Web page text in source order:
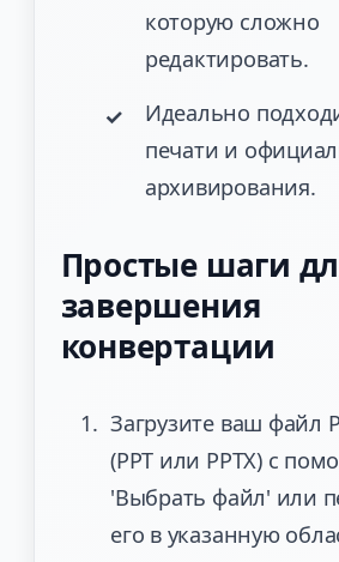
которую сложно
редактировать.
Идеально
печати и
архивирования.
Простые шаги
завершения
конвертации
Загрузите ваш файл
(PPT или PPTX) с
'Выбрать файл' или
его в указанную